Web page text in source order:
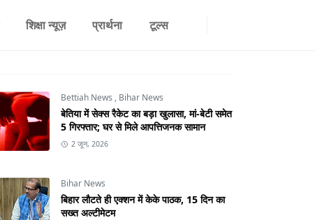
शिक्षा न्यूज़ प्रार्थना टूल्स
Bettiah News , Bihar News
बेतिया में सेक्स रैकेट का बड़ा खुलासा, मां-बेटी समेत
5 गिरफ्तार; घर से मिले आपत्तिजनक सामान
2 जून, 2026
Bihar News
बिहार लौटते ही एक्शन में केके पाठक, 15 दिन का
सख्त अल्टीमेटम